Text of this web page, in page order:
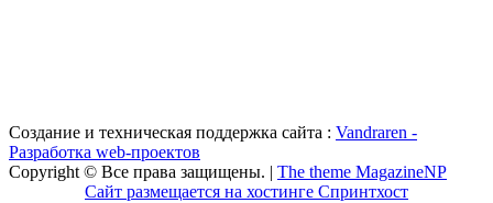
Создание и техническая поддержка сайта : Vandraren -
Разработка web-проектов
Copyright © Все права защищены. | The theme MagazineNP
Сайт размещается на хостинге Спринтхост